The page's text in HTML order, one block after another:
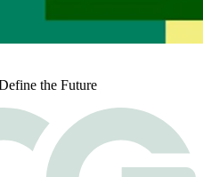
the Future